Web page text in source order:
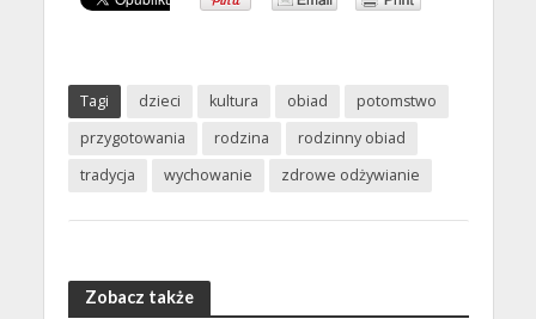
Tagi dzieci kultura obiad
potomstwo
przygotowania
rodzina
rodzinny obiad
tradycja
wychowanie zdrowe odżywianie
Zobacz także